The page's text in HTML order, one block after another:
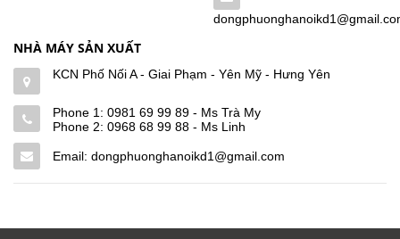
NHÀ MÁY SẢN XUẤT
KCN Phố Nối A - Giai Phạm - Yên Mỹ - Hưng Yên
Phone 1: 0981 69 99 89 - Ms Trà My
Phone 2: 0968 68 99 88 - Ms Linh
Email: dongphuonghanoikd1@gmail.com